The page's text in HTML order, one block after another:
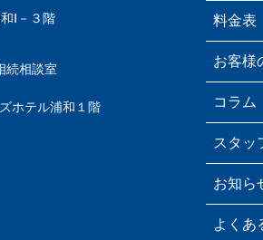
Ⅰ－３階
続相談室
ホテル浦和１階
料金表
お客様
コラム
スタッ
お知ら
よくあ